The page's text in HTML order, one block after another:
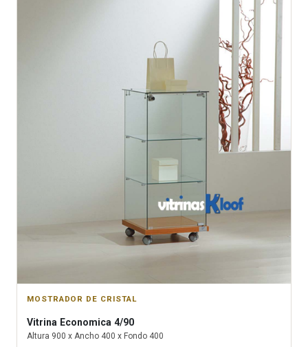
MOSTRADOR DE CRISTAL
Vitrina Economica 4/90
Altura 900 x Ancho 400 x Fondo 400